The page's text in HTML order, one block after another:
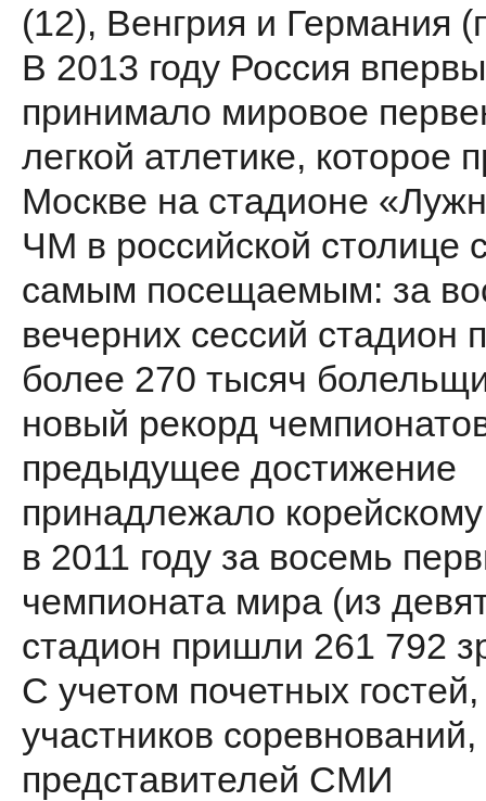
(12), Венгрия и Германия
В 2013 году Россия
принимало мировое
легкой атлетике, которое
Москве на стадионе
ЧМ в российской столице
самым посещаемым: за
вечерних сессий стадион
более 270 тысяч
новый рекорд
предыдущее достижение
принадлежало корейскому
в 2011 году за восемь
чемпионата мира (из
стадион пришли 261 792
С учетом почетных гостей,
участников соревнований,
представителей СМИ